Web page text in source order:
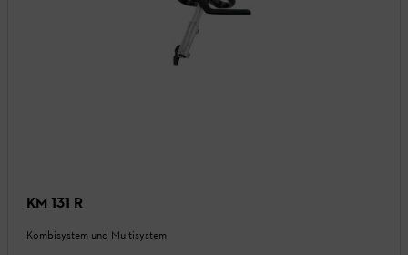
KM 131 R
Kombisystem und Multisystem